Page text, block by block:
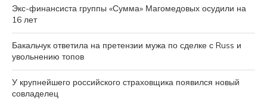
Экс-финансиста группы «Сумма» Магомедовых осудили на
16 лет
Бакальчук ответила на претензии мужа по сделке с Russ и
увольнению топов
У крупнейшего российского страховщика появился новый
совладелец